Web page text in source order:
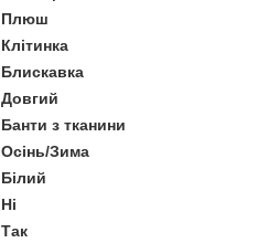
Плюш
Клітинка
Блискавка
Довгий
Банти з тканини
Осінь/Зима
Білий
Ні
Так